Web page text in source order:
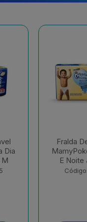
Dia
G
Fralda
E Noite